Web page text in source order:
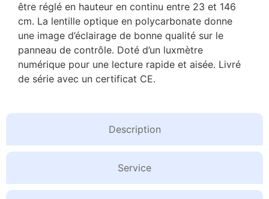
Description
Service
être réglé en hauteur en continu entre 23 et 146
cm. La lentille optique en polycarbonate donne
une image d’éclairage de bonne qualité sur le
panneau de contrôle. Doté d’un luxmètre
numérique pour une lecture rapide et aisée. Livré
de série avec un certificat CE.